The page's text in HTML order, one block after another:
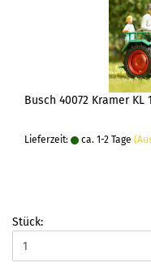
Busch 40072 Kramer KL
Lieferzeit: ca. 1-2 Tage
Stück: